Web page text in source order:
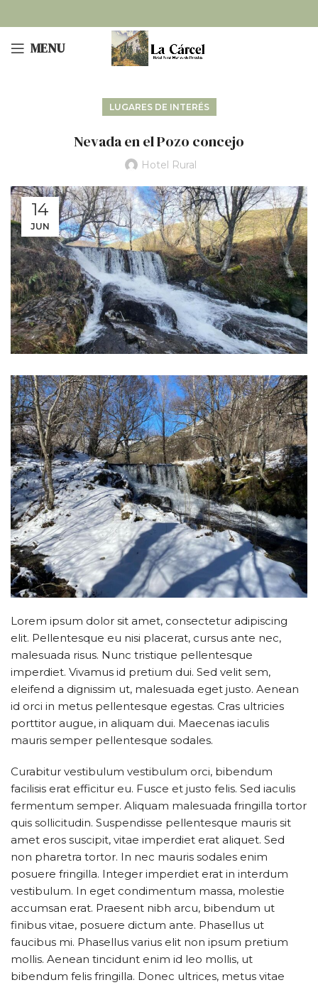
MENU
LUGARES DE INTERÉS
Nevada en el Pozo concejo
Hotel Rural
14
JUN
Lorem ipsum dolor sit amet, consectetur adipiscing
elit. Pellentesque eu nisi placerat, cursus ante nec,
malesuada risus. Nunc tristique pellentesque
imperdiet. Vivamus id pretium dui. Sed velit sem,
eleifend a dignissim ut, malesuada eget justo. Aenean
id orci in metus pellentesque egestas. Cras ultricies
porttitor augue, in aliquam dui. Maecenas iaculis
mauris semper pellentesque sodales.
Curabitur vestibulum vestibulum orci, bibendum
facilisis erat efficitur eu. Fusce et justo felis. Sed iaculis
fermentum semper. Aliquam malesuada fringilla tortor
quis sollicitudin. Suspendisse pellentesque mauris sit
amet eros suscipit, vitae imperdiet erat aliquet. Sed
non pharetra tortor. In nec mauris sodales enim
posuere fringilla. Integer imperdiet erat in interdum
vestibulum. In eget condimentum massa, molestie
accumsan erat. Praesent nibh arcu, bibendum ut
finibus vitae, posuere dictum ante. Phasellus ut
faucibus mi. Phasellus varius elit non ipsum pretium
mollis. Aenean tincidunt enim id leo mollis, ut
bibendum felis fringilla. Donec ultrices, metus vitae